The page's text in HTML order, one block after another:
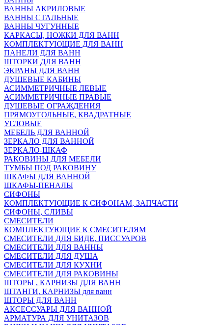
ВАННЫ АКРИЛОВЫЕ
ВАННЫ СТАЛЬНЫЕ
ВАННЫ ЧУГУННЫЕ
КАРКАСЫ, НОЖКИ ДЛЯ ВАНН
КОМПЛЕКТУЮЩИЕ ДЛЯ ВАНН
ПАНЕЛИ ДЛЯ ВАНН
ШТОРКИ ДЛЯ ВАНН
ЭКРАНЫ ДЛЯ ВАНН
ДУШЕВЫЕ КАБИНЫ
АСИММЕТРИЧНЫЕ ЛЕВЫЕ
АСИММЕТРИЧНЫЕ ПРАВЫЕ
ДУШЕВЫЕ ОГРАЖДЕНИЯ
ПРЯМОУГОЛЬНЫЕ, КВАДРАТНЫЕ
УГЛОВЫЕ
МЕБЕЛЬ ДЛЯ ВАННОЙ
ЗЕРКАЛО ДЛЯ ВАННОЙ
ЗЕРКАЛО-ШКАФ
РАКОВИНЫ ДЛЯ МЕБЕЛИ
ТУМБЫ ПОД РАКОВИНУ
ШКАФЫ ДЛЯ ВАННОЙ
ШКАФЫ-ПЕНАЛЫ
СИФОНЫ
КОМПЛЕКТУЮЩИЕ К СИФОНАМ, ЗАПЧАСТИ
СИФОНЫ, СЛИВЫ
СМЕСИТЕЛИ
КОМПЛЕКТУЮЩИЕ К СМЕСИТЕЛЯМ
СМЕСИТЕЛИ ДЛЯ БИДЕ, ПИССУАРОВ
СМЕСИТЕЛИ ДЛЯ ВАННЫ
СМЕСИТЕЛИ ДЛЯ ДУША
СМЕСИТЕЛИ ДЛЯ КУХНИ
СМЕСИТЕЛИ ДЛЯ РАКОВИНЫ
ШТОРЫ , КАРНИЗЫ ДЛЯ ВАНН
ШТАНГИ, КАРНИЗЫ для ванн
ШТОРЫ ДЛЯ ВАНН
АКСЕССУАРЫ ДЛЯ ВАННОЙ
АРМАТУРА ДЛЯ УНИТАЗОВ